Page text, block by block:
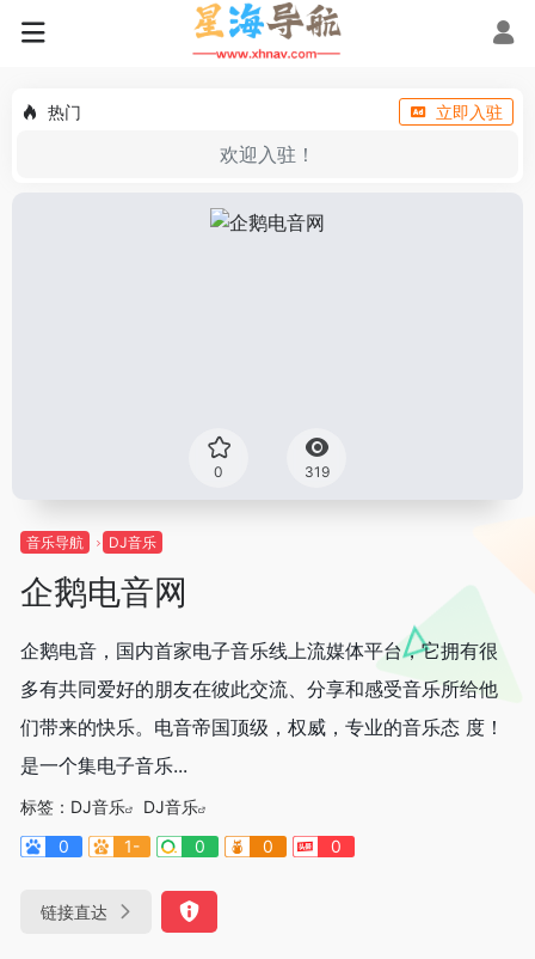
热门 立即入驻
欢迎入驻！
0 319
音乐导航 DJ音乐
企鹅电音网
企鹅电音，国内首家电子音乐线上流媒体平台，它拥有很
多有共同爱好的朋友在彼此交流、分享和感受音乐所给他
们带来的快乐。电音帝国顶级，权威，专业的音乐态 度！
是一个集电子音乐...
标签： DJ音乐
DJ音乐
0
1- 0 0 0
链接直达